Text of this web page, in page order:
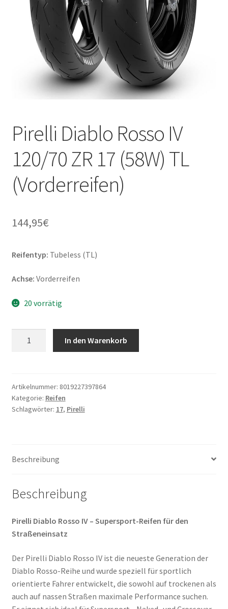
Pirelli Diablo Rosso IV
120/70 ZR 17 (58W) TL
(Vorderreifen)
144,95€
Reifentyp: Tubeless (TL)
Achse: Vorderreifen
20 vorrätig
120/70
ZR
17
Menge
In den Warenkorb
Artikelnummer: 8019227397864
Kategorie: Reifen
Schlagwörter: 17, Pirelli
Beschreibung
Beschreibung
Pirelli Diablo Rosso IV – Supersport-Reifen für den
Straßeneinsatz
Der Pirelli Diablo Rosso IV ist die neueste Generation der
Diablo Rosso-Reihe und wurde speziell für sportlich
orientierte Fahrer entwickelt, die sowohl auf trockenen als
auch auf nassen Straßen maximale Performance suchen.